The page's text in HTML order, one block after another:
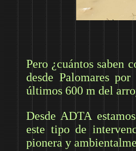
Pero ¿cuántos saben
desde Palomares
últimos 600 m del
Desde ADTA
este tipo de
pionera y